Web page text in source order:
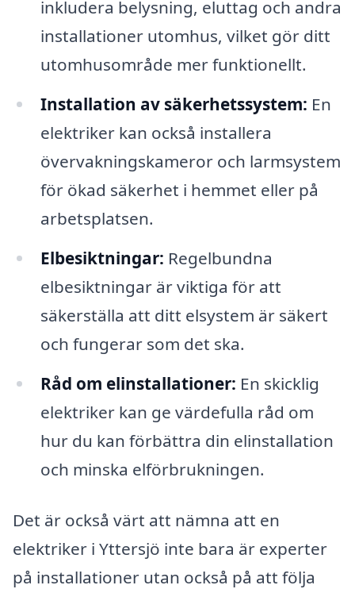
inkludera belysning, eluttag och andra
installationer utomhus, vilket gör ditt
utomhusområde mer funktionellt.
Installation av säkerhetssystem: En
elektriker kan också installera
övervakningskameror och larmsystem
för ökad säkerhet i hemmet eller på
arbetsplatsen.
Elbesiktningar: Regelbundna
elbesiktningar är viktiga för att
säkerställa att ditt elsystem är säkert
och fungerar som det ska.
Råd om elinstallationer: En skicklig
elektriker kan ge värdefulla råd om
hur du kan förbättra din elinstallation
och minska elförbrukningen.
Det är också värt att nämna att en
elektriker i Yttersjö inte bara är experter
på installationer utan också på att följa